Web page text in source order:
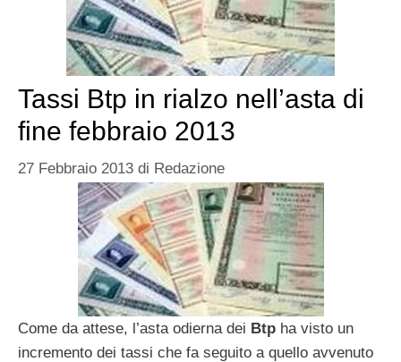
Tassi Btp in rialzo nell’asta di
fine febbraio 2013
27 Febbraio 2013 di Redazione
Come da attese, l’asta odierna dei Btp ha visto un
incremento dei tassi che fa seguito a quello avvenuto